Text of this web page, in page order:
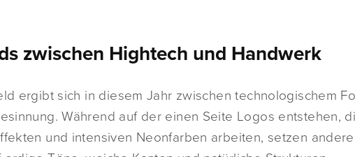
zwischen Hightech und Handwerk
ergibt sich in diesem Jahr zwischen technologischem
Während auf der einen Seite Logos entstehen,
und intensiven Neonfarben arbeiten, setzen andere